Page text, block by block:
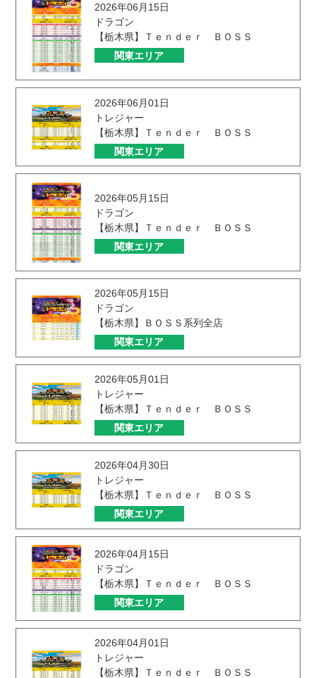
2026年06月15日
ドラゴン
【栃木県】Ｔｅｎｄｅｒ ＢＯＳＳ
関東エリア
2026年06月01日
トレジャー
【栃木県】Ｔｅｎｄｅｒ ＢＯＳＳ
関東エリア
2026年05月15日
ドラゴン
【栃木県】Ｔｅｎｄｅｒ ＢＯＳＳ
関東エリア
2026年05月15日
ドラゴン
【栃木県】ＢＯＳＳ系列全店
関東エリア
2026年05月01日
トレジャー
【栃木県】Ｔｅｎｄｅｒ ＢＯＳＳ
関東エリア
2026年04月30日
トレジャー
【栃木県】Ｔｅｎｄｅｒ ＢＯＳＳ
関東エリア
2026年04月15日
ドラゴン
【栃木県】Ｔｅｎｄｅｒ ＢＯＳＳ
関東エリア
2026年04月01日
トレジャー
【栃木県】Ｔｅｎｄｅｒ ＢＯＳＳ